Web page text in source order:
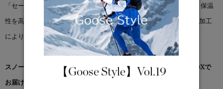
「セーブル ジャケット」はワークウェアに着想を得たデザインで、保温
性を高めるキルティング裏地を施しています。ストーンウォッシュ加工
により、ひとつひとつに独自の風合いが生まれます。
スノーグース by カナダグース コレクション対象商品は、専用のBOXで
お届けいたします。
【Goose Style】Vol.19